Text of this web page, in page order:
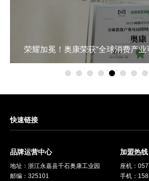
荣耀加冕！奥康荣获“全球消费产业可持续时尚先锋大奖”
快速链接
品牌运营中心
地址：浙江永嘉县千石奥康工业园
邮编：325101
加盟热线
座机：
手机：